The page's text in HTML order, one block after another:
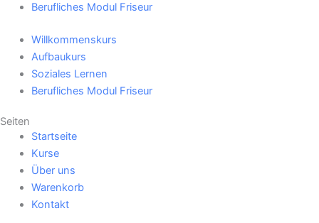
Berufliches Modul Friseur
Willkommenskurs
Aufbaukurs
Soziales Lernen
Berufliches Modul Friseur
Seiten
Startseite
Kurse
Über uns
Warenkorb
Kontakt